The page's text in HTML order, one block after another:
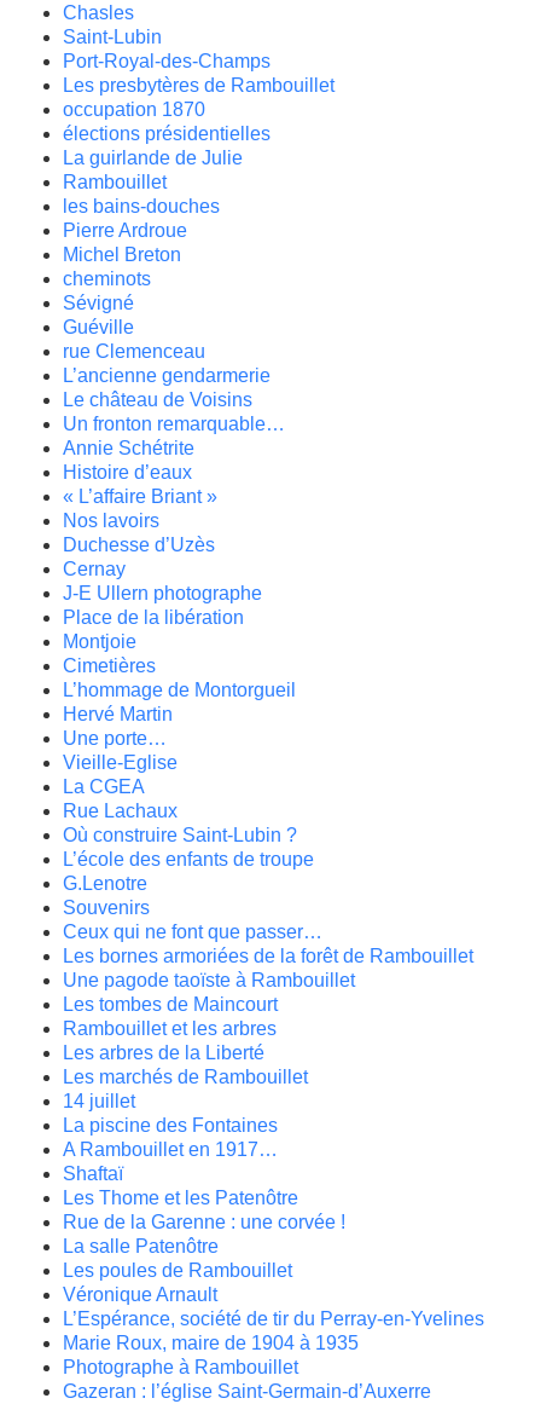
Chasles
Saint-Lubin
Port-Royal-des-Champs
Les presbytères de Rambouillet
occupation 1870
élections présidentielles
La guirlande de Julie
Rambouillet
les bains-douches
Pierre Ardroue
Michel Breton
cheminots
Sévigné
Guéville
rue Clemenceau
L’ancienne gendarmerie
Le château de Voisins
Un fronton remarquable…
Annie Schétrite
Histoire d’eaux
« L’affaire Briant »
Nos lavoirs
Duchesse d’Uzès
Cernay
J-E Ullern photographe
Place de la libération
Montjoie
Cimetières
L’hommage de Montorgueil
Hervé Martin
Une porte…
Vieille-Eglise
La CGEA
Rue Lachaux
Où construire Saint-Lubin ?
L’école des enfants de troupe
G.Lenotre
Souvenirs
Ceux qui ne font que passer…
Les bornes armoriées de la forêt de Rambouillet
Une pagode taoïste à Rambouillet
Les tombes de Maincourt
Rambouillet et les arbres
Les arbres de la Liberté
Les marchés de Rambouillet
14 juillet
La piscine des Fontaines
A Rambouillet en 1917…
Shaftaï
Les Thome et les Patenôtre
Rue de la Garenne : une corvée !
La salle Patenôtre
Les poules de Rambouillet
Véronique Arnault
L’Espérance, société de tir du Perray-en-Yvelines
Marie Roux, maire de 1904 à 1935
Photographe à Rambouillet
Gazeran : l’église Saint-Germain-d’Auxerre